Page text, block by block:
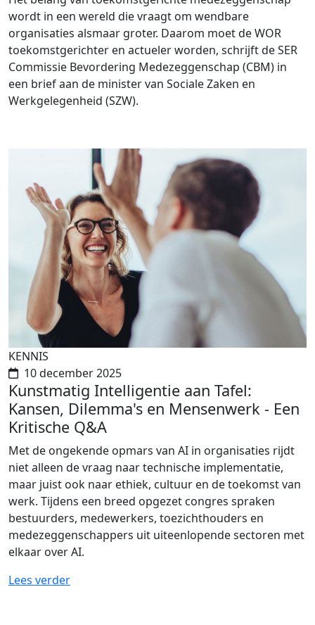
wordt in een wereld die vraagt om wendbare
organisaties alsmaar groter. Daarom moet de WOR
toekomstgerichter en actueler worden, schrijft de SER
Commissie Bevordering Medezeggenschap (CBM) in
een brief aan de minister van Sociale Zaken en
Werkgelegenheid (SZW).
KENNIS
10 december 2025
Kunstmatig Intelligentie aan Tafel:
Kansen, Dilemma's en Mensenwerk - Een
Kritische Q&A
Met de ongekende opmars van AI in organisaties rijdt
niet alleen de vraag naar technische implementatie,
maar juist ook naar ethiek, cultuur en de toekomst van
werk. Tijdens een breed opgezet congres spraken
bestuurders, medewerkers, toezichthouders en
medezeggenschappers uit uiteenlopende sectoren met
elkaar over AI.
Lees verder